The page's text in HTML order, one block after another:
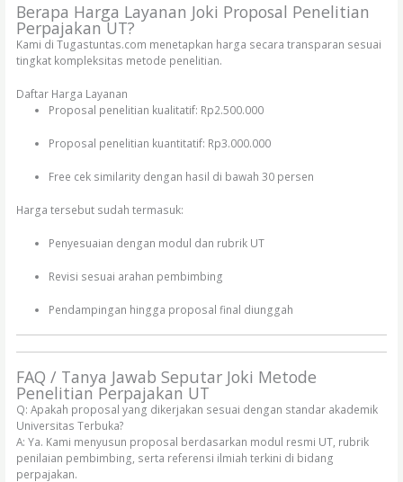
Berapa Harga Layanan Joki Proposal Penelitian
Perpajakan UT?
Kami di Tugastuntas.com menetapkan harga secara transparan sesuai
tingkat kompleksitas metode penelitian.
Daftar Harga Layanan
Proposal penelitian kualitatif: Rp2.500.000
Proposal penelitian kuantitatif: Rp3.000.000
Free cek similarity dengan hasil di bawah 30 persen
Harga tersebut sudah termasuk:
Penyesuaian dengan modul dan rubrik UT
Revisi sesuai arahan pembimbing
Pendampingan hingga proposal final diunggah
FAQ / Tanya Jawab Seputar Joki Metode
Penelitian Perpajakan UT
Q: Apakah proposal yang dikerjakan sesuai dengan standar akademik
Universitas Terbuka?
A: Ya. Kami menyusun proposal berdasarkan modul resmi UT, rubrik
penilaian pembimbing, serta referensi ilmiah terkini di bidang
perpajakan.